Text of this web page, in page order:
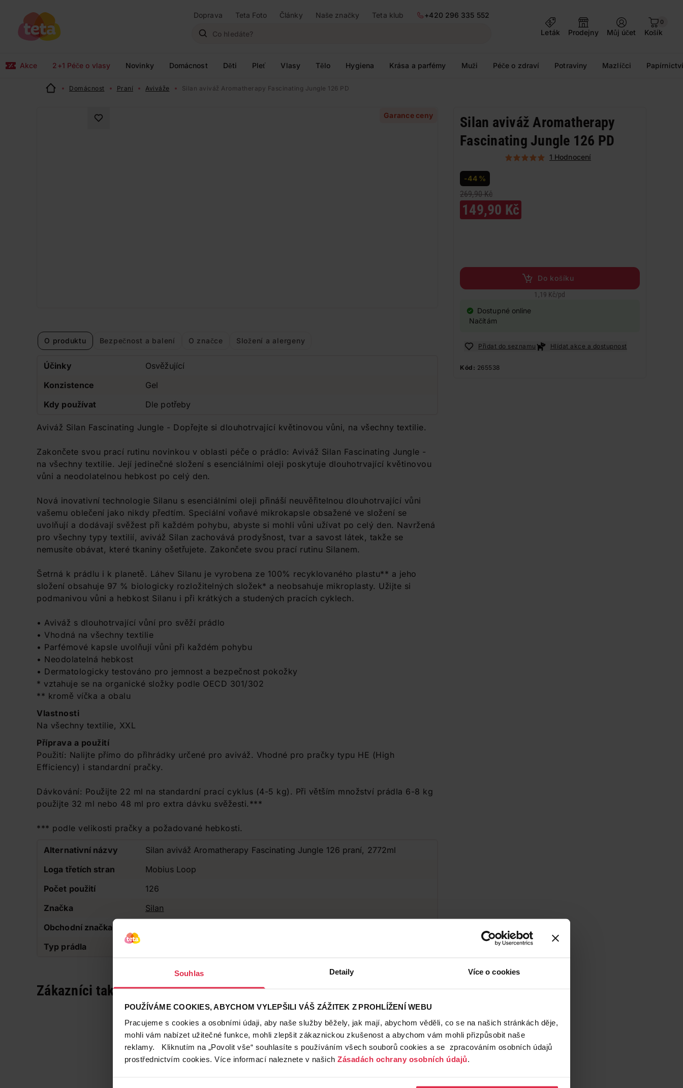
Souhlas Detaily Více o cookies
POUŽÍVÁME COOKIES, ABYCHOM VYLEPŠILI VÁŠ ZÁŽITEK Z PROHLÍŽENÍ WEBU
Pracujeme s cookies a osobními údaji, aby naše služby běžely, jak mají, abychom věděli, co se na našich stránkách děje,
mohli vám nabízet užitečné funkce, mohli zlepšit zákaznickou zkušenost a abychom vám mohli přizpůsobit naše
reklamy. Kliknutím na „Povolit vše“ souhlasíte s používáním všech souborů cookies a se zpracováním osobních údajů
prostřednictvím cookies. Více informací naleznete v našich Zásadách ochrany osobních údajů.
Doprava Teta Foto Články Naše značky Teta klub
+420 296 335 552
Leták
Prodejny Můj účet
0
Košík
Akce 2+1 Péče o vlasy Novinky Domácnost Děti Pleť Vlasy Tělo Hygiena Krása a parfémy Muži Péče o zdraví Potraviny Mazlíčci
Domácnost Praní Aviváže Silan aviváž Aromatherapy Fascinating Jungle 126 PD
Garance ceny
O produktu Bezpečnost a balení O značce Složení a alergeny
Účinky
Osvěžující
Konzistence
Gel
Kdy používat
Dle potřeby
Aviváž Silan Fascinating Jungle - Dopřejte si dlouhotrvající květinovou vůni, na všechny textilie.
Zakončete svou prací rutinu novinkou v oblasti péče o prádlo: Aviváž Silan Fascinating Jungle -
na všechny textilie. Její jedinečné složení s esenciálními oleji poskytuje dlouhotrvající květinovou
vůni a neodolatelnou hebkost po celý den.
Nová inovativní technologie Silanu s esenciálními oleji přináší neuvěřitelnou dlouhotrvající vůni
vašemu oblečení jako nikdy předtím. Speciální voňavé mikrokapsle obsažené ve složení se
uvolňují a dodávají svěžest při každém pohybu, abyste si mohli vůni užívat po celý den. Navržená
pro všechny typy textilií, aviváž Silan zachovává prodyšnost, tvar a savost látek, takže se
nemusíte obávat, které tkaniny ošetřujete. Zakončete svou prací rutinu Silanem.
Šetrná k prádlu i k planetě. Láhev Silanu je vyrobena ze 100% recyklovaného plastu** a jeho
složení obsahuje 97 % biologicky rozložitelných složek* a neobsahuje mikroplasty. Užijte si
podmanivou vůni a hebkost Silanu i při krátkých a studených pracích cyklech.
• Aviváž s dlouhotrvající vůní pro svěží prádlo
• Vhodná na všechny textilie
• Parfémové kapsle uvolňují vůni při každém pohybu
• Neodolatelná hebkost
• Dermatologicky testováno pro jemnost a bezpečnost pokožky
* vztahuje se na organické složky podle OECD 301/302
** kromě víčka a obalu
Vlastnosti
Na všechny textilie, XXL
Příprava a použití
Použití: Nalijte přímo do přihrádky určené pro aviváž. Vhodné pro pračky typu HE (High
Efficiency) i standardní pračky.
Dávkování: Použijte 22 ml na standardní prací cyklus (4-5 kg). Při větším množství prádla 6-8 kg
použijte 32 ml nebo 48 ml pro extra dávku svěžesti.***
*** podle velikosti pračky a požadované hebkosti.
Alternativní názvy
Silan aviváž Aromatherapy Fascinating Jungle 126 praní, 2772ml
Loga třetích stran
Mobius Loop
Počet použití
126
Značka
Silan
Obchodní značka
Typ prádla
Silan aviváž Aromatherapy
Fascinating Jungle 126 PD
1 Hodnocení
269,90 Kč
149,90 Kč
-44 %
Do košíku
1,19 Kč/pd
Dostupné online
Načítám
Přidat do seznamu Hlídat akce a dostupnost
Kód: 265538
Zákazníci také často nakupují